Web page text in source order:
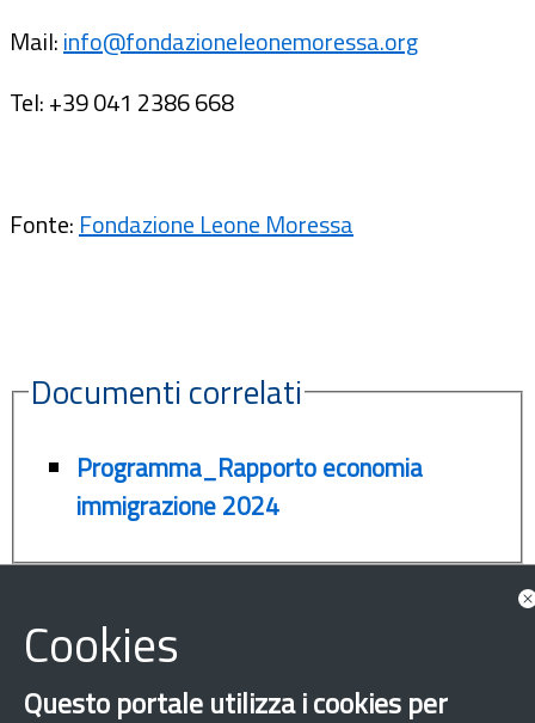
Mail:info@fondazioneleonemoressa.org
Tel: +39 041 2386 668
Fonte: Fondazione Leone Moressa
Documenti correlati
Programma_Rapporto economia
immigrazione 2024
Cookies
Questo portale utilizza i cookies per